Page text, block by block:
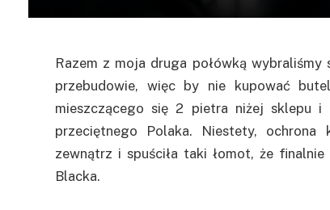
Razem z moja druga połówką
przebudowie, więc by nie kupować
mieszczącego się 2 pietra niżej sklepu
przeciętnego Polaka. Niestety, ochrona
zewnątrz i spuściła taki łomot, że
Blacka.